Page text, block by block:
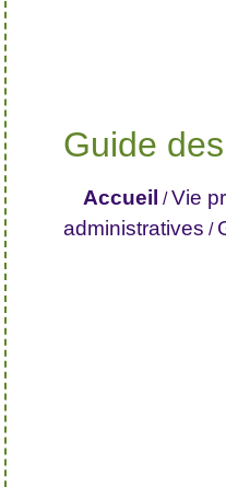
Guide
Accueil /Vie
administratives /